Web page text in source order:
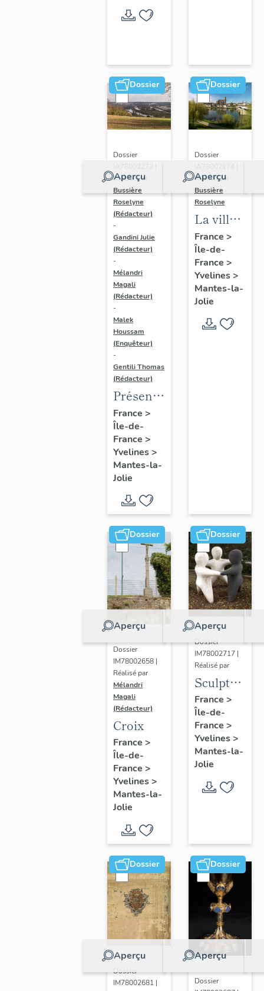
Dossier
Aperçu
Dossier
Réalisé par
Bussière
Roselyne
(Rédacteur)
-
Gandini Julie
(Rédacteur)
-
Mélandri
Magali
(Rédacteur)
-
Malek
Houssam
(Enquêteur)
-
Gentili Thomas
(Rédacteur)
Présentation
de
l'étude
France >
Île-de-
France >
Yvelines>
Mantes-la-
Jolie
Dossier
Aperçu
Dossier
Réalisé par
Bussière
Roselyne
La ville
de
Mantes-
la-Jolie
France >
Île-de-
France >
Yvelines>
Mantes-la-
Jolie
Dossier
Aperçu
Dossier
IM78002658 |
Réalisé par
Mélandri
Magali
(Rédacteur)
Croix
France >
Île-de-
France >
Yvelines>
Mantes-la-
Jolie
Dossier
Aperçu
Dossier
IM78002717 |
Réalisé par
Sculpture
: la
Ronde
France >
Île-de-
France >
Yvelines>
Mantes-la-
Jolie
Dossier
Aperçu
Dossier
IM78002681 |
Dossier
Aperçu
Dossier